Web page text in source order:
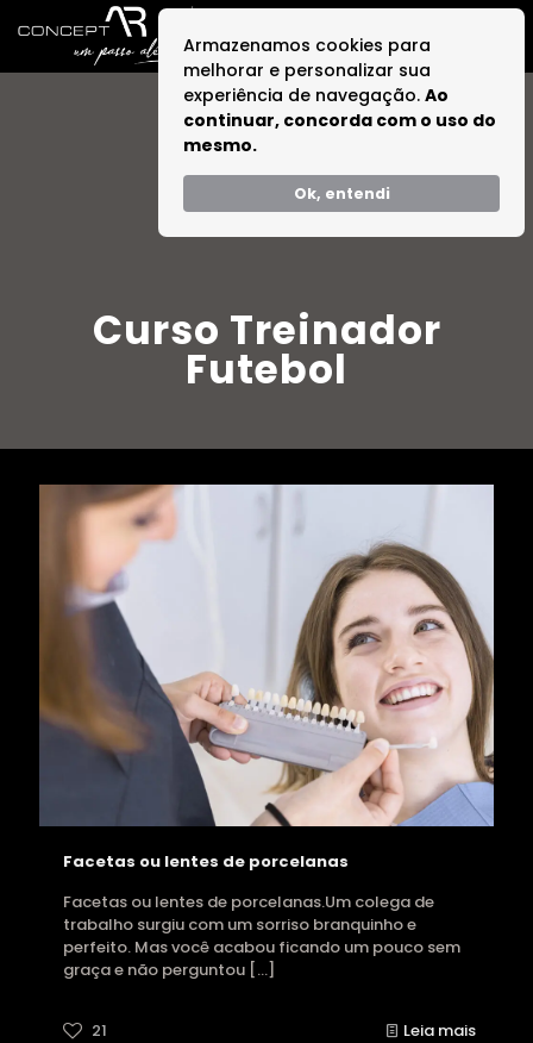
Armazenamos cookies para
melhorar e personalizar sua
experiência de navegação. Ao
continuar, concorda com o uso do
mesmo.
Ok, entendi
Curso Treinador
Futebol
Facetas ou lentes de porcelanas
Facetas ou lentes de porcelanas.Um colega de
trabalho surgiu com um sorriso branquinho e
perfeito. Mas você acabou ficando um pouco sem
graça e não perguntou […]
21 Leia mais